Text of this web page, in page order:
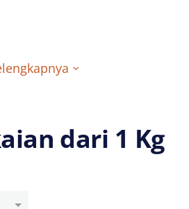
dari 1 Kg